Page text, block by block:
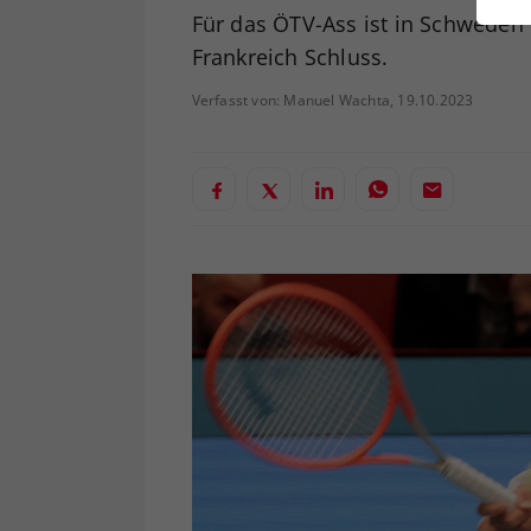
Für das ÖTV-Ass ist in
Frankreich Schluss.
Verfasst von: Manuel Wachta, 19.10.2023